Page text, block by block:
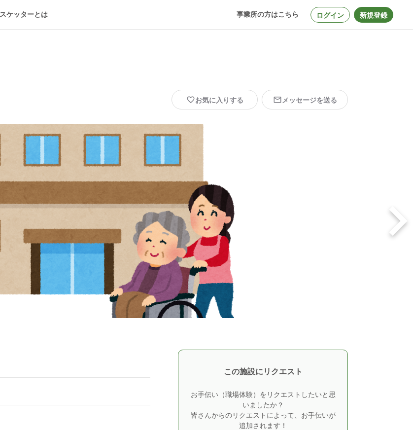
スケッターとは 事業所の方はこちら ログイン 新規登録
お気に入りする メッセージを送る
この施設にリクエスト
お手伝い（職場体験）をリクエストしたいと思
いましたか？
皆さんからのリクエストによって、お手伝いが
追加されます！